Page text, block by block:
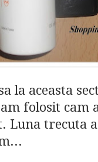
la aceasta
folosit cam
Luna trecuta